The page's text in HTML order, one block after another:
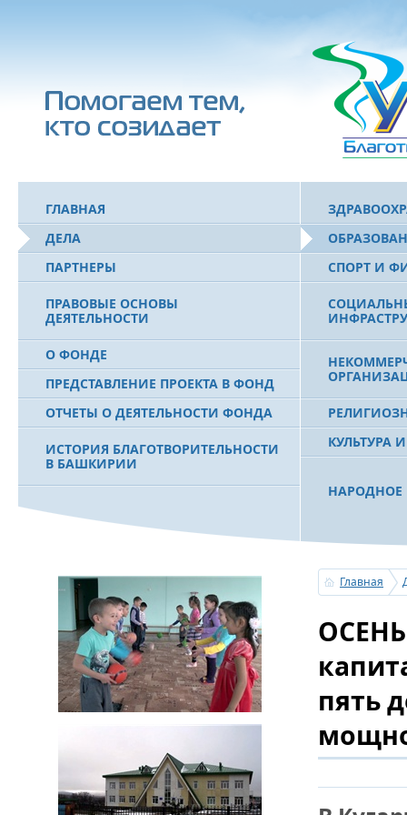
ГЛАВНАЯ
ДЕЛА
ПАРТНЕРЫ
ПРАВОВЫЕ ОСНОВЫ
ДЕЯТЕЛЬНОСТИ
О ФОНДЕ
ПРЕДСТАВЛЕНИЕ ПРОЕКТА В ФОНД
ОТЧЕТЫ О ДЕЯТЕЛЬНОСТИ ФОНДА
ИСТОРИЯ БЛАГОТВОРИТЕЛЬНОСТИ
В БАШКИРИИ
МУРТАЗЕ РАХИМОВЕ
СПОРТ И
КУЛЬТУРА
НАРОДНОЕ
«УРАЛ»
УСЕРГАН.
ОГОНЬ -
ПОЖАРОВ
Главная
пять